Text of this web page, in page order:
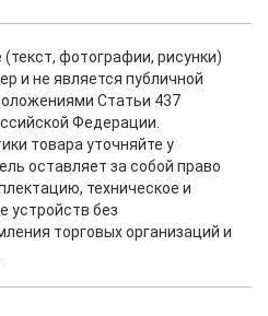
фотографии, рисунки)
и не является публичной
Статьи 437
Федерации.
товара уточняйте у
оставляет за собой право
техническое и
устройств без
торговых организаций и